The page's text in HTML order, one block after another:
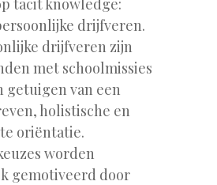
tacit knowledge:
drijfveren.
drijfveren zijn
met schoolmissies
getuigen van een
holistische en
oriëntatie.
worden
gemotiveerd door